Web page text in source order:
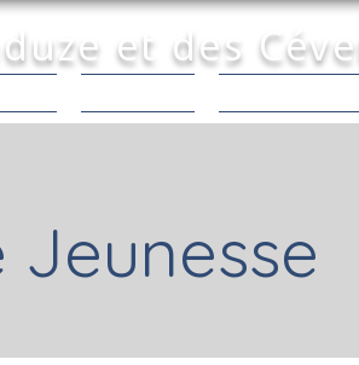
et des
Jeunesse